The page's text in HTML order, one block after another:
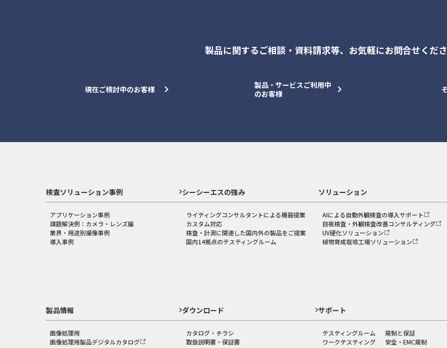
製品に関するご相談・資料請求等、 お気軽にお問合せくだ
現在ご検討中のお客様
製品・サービスご利用中
のお客様
検査ソリューション事例
アプリケーション事例
課題解決例：カメラ・レンズ編
業界・用途別撮像事例
導入事例
シーシーエスの強み
ライティングコンサルタントによる機器提案
カスタム対応
検査・計測に関連した国内外の製品をご提案
国内14拠点のテスティングルーム
ソリューション
AIによる自動外観検査の導入サポート
目視検査・外観検査改善コンサルティング
UV硬化ソリューション
植物育成栽培工場ソリューション
製品情報
画像処理用
画像処理用製品デジタルカタログ
ダウンロード
カタログ・チラシ
取扱説明書・保証書
サポート
テスティングルーム
ワークテスティング
規制と保証
安全・EMC規制